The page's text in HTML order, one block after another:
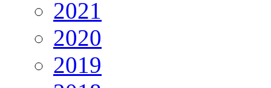
2021
2020
2019